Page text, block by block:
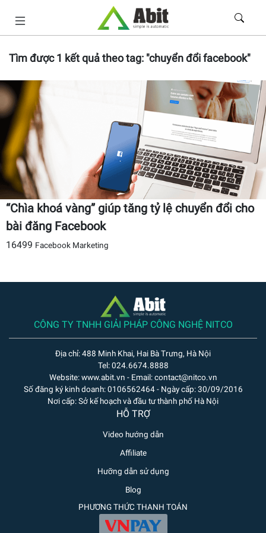
Tìm được1 kết quả theo tag: "chuyển đổi facebook"
“Chìa khoá vàng” giúp tăng tỷ lệ chuyển đổi cho
bài đăng Facebook
16499 Facebook Marketing
CÔNG TY TNHH GIẢI PHÁP CÔNG NGHỆ NITCO
Địa chỉ: 488 Minh Khai, Hai Bà Trưng, Hà Nội
Tel: 024.6674.8888
Website: www.abit.vn - Email: contact@nitco.vn
Số đăng ký kinh doanh: 0106562464 - Ngày cấp: 30/09/2016
Nơi cấp: Sở kế hoạch và đầu tư thành phố Hà Nội
HỖ TRỢ
Video hướng dẫn
Affiliate
Hưỡng dẫn sử dụng
Blog
PHƯƠNG THỨC THANH TOÁN